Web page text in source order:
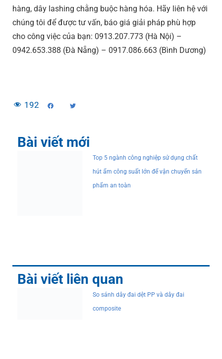
hàng, dây lashing chằng buộc hàng hóa. Hãy liên hệ với
chúng tôi để được tư vấn, báo giá giải pháp phù hợp
cho công việc của bạn: 0913.207.773 (Hà Nội) –
0942.653.388 (Đà Nẵng) – 0917.086.663 (Bình Dương)
192
Bài viết mới
Top 5 ngành công nghiệp sử dụng chất
hút ẩm công suất lớn để vận chuyển sản
phẩm an toàn
Bài viết liên quan
So sánh dây đai dệt PP và dây đai
composite